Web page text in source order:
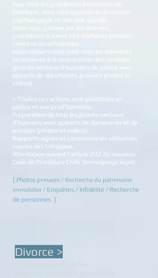
Pour tous les problèmes personnels ou
familiaux, nous vous apportons un soutien
psychologique et une aide morale.
Nous vous guidons sur les diverses
procédures à suivre lors d'affaires pénales,
civiles ou prud'homales.
Nous rassemblons pour vous les éléments
nécessaires à la préparation des constats
(procès-verbaux d’huissiers de justice avec
apports de documents, preuves photos et
vidéos).
> Toutes ces actions sont plaidables en
justice et aux prud'hommes.
Préparation de tous les procès-verbaux
d’huissiers avec apports de documents et de
preuves (photos et vidéos).
Rapports signés et circonstanciés utilisables
auprès des tribunaux.
Attestation suivant l’article 202 du nouveau
Code de Procédure Civile (témoignage légal).
[ Photos preuves / Recherche du patrimoine
immobilier / Enquêtes / Infidélité / Recherche
de personnes ]
Divorce >